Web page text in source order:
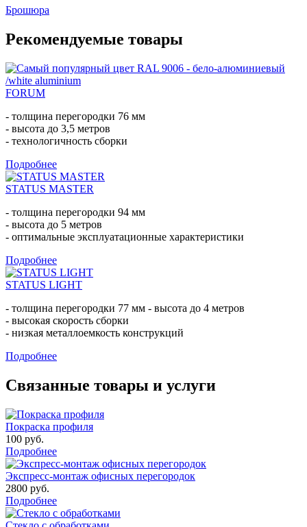
Брошюра
Рекомендуемые товары
FORUM
- толщина перегородки 76 мм
- высота до 3,5 метров
- технологичность сборки
Подробнее
STATUS MASTER
- толщина перегородки 94 мм
- высота до 5 метров
- оптимальные эксплуатационные характеристики
Подробнее
STATUS LIGHT
- толщина перегородки 77 мм - высота до 4 метров
- высокая скорость сборки
- низкая металлоемкость конструкций
Подробнее
Связанные товары и услуги
Покраска профиля
100 руб.
Подробнее
Экспресс-монтаж офисных перегородок
2800 руб.
Подробнее